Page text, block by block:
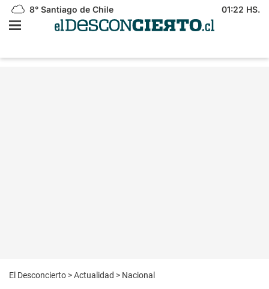
8° Santiago de Chile 01:22 HS.
El Desconcierto >Actualidad > Nacional